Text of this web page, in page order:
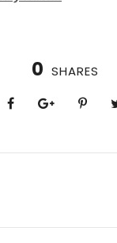
0 SHARES